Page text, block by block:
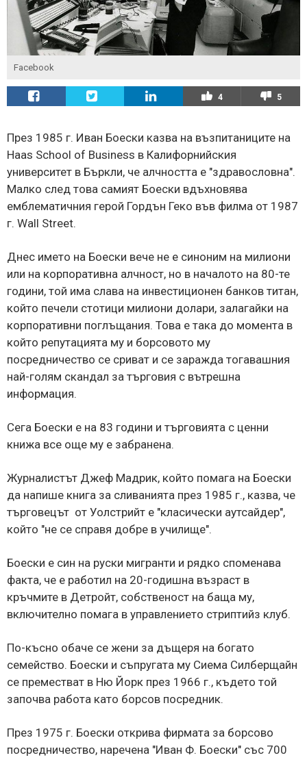
Facebook
4 5
През 1985 г. Иван Боески казва на възпитаниците на
Haas School of Business в Калифорнийския
университет в Бъркли, че алчността е "здравословна".
Малко след това самият Боески вдъхновява
емблематичния герой Гордън Геко във филма от 1987
г. Wall Street.
Днес името на Боески вече не е синоним на милиони
или на корпоративна алчност, но в началото на 80-те
години, той има слава на инвестиционен банков титан,
който печели стотици милиони долари, залагайки на
корпоративни поглъщания. Това е така до момента в
който репутацията му и борсовото му
посредничество се сриват и се заражда тогавашния
най-голям скандал за търговия с вътрешна
информация.
Сега Боески е на 83 години и търговията с ценни
книжа все още му е забранена.
Журналистът Джеф Мадрик, който помага на Боески
да напише книга за сливанията през 1985 г., казва, че
търговецът от Уолстрийт е "класически аутсайдер",
който "не се справя добре в училище".
Боески е син на руски мигранти и рядко споменава
факта, че е работил на 20-годишна възраст в
кръчмите в Детройт, собственост на баща му,
включително помага в управлението стриптийз клуб.
По-късно обаче се жени за дъщеря на богато
семейство. Боески и съпругата му Сиема Силберщайн
се преместват в Ню Йорк през 1966 г., където той
започва работа като борсов посредник.
През 1975 г. Боески открива фирмата за борсово
посредничество, наречена "Иван Ф. Боески" със 700